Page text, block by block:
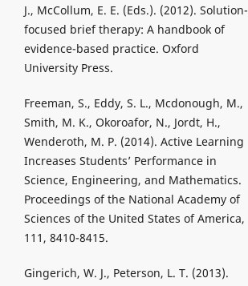
J., McCollum, E. E. (Eds.). (2012). Solution-
focused brief therapy: A handbook of
evidence-based practice. Oxford
University Press.
Freeman, S., Eddy, S. L., Mcdonough, M.,
Smith, M. K., Okoroafor, N., Jordt, H.,
Wenderoth, M. P. (2014). Active Learning
Increases Students’ Performance in
Science, Engineering, and Mathematics.
Proceedings of the National Academy of
Sciences of the United States of America,
111, 8410-8415.
Gingerich, W. J., Peterson, L. T. (2013).